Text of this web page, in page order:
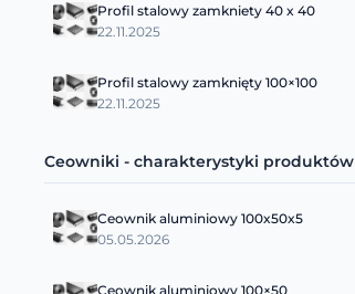
Profil stalowy zamkniety 40 x 40
22.11.2025
Profil stalowy zamknięty 100×100
22.11.2025
Ceowniki - charakterystyki produktów
Ceownik aluminiowy 100x50x5
05.05.2026
Ceownik aluminiowy 100×50